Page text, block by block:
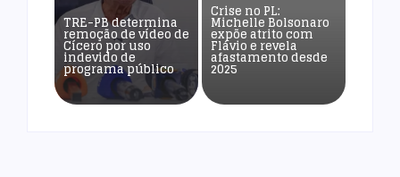
TRE-PB determina
remoção de vídeo de
Cícero por uso
indevido de
programa público
Crise no PL:
Michelle Bolsonaro
expõe atrito com
Flávio e revela
afastamento desde
2025